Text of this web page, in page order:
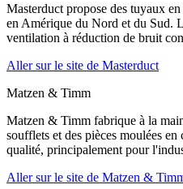
Masterduct propose des tuyaux
en Amérique du Nord et du Sud.
ventilation à réduction de bruit
Aller sur le site de Masterduct
Matzen & Timm
Matzen & Timm fabrique à la
soufflets et des pièces moulées
qualité, principalement pour
Aller sur le site de Matzen &